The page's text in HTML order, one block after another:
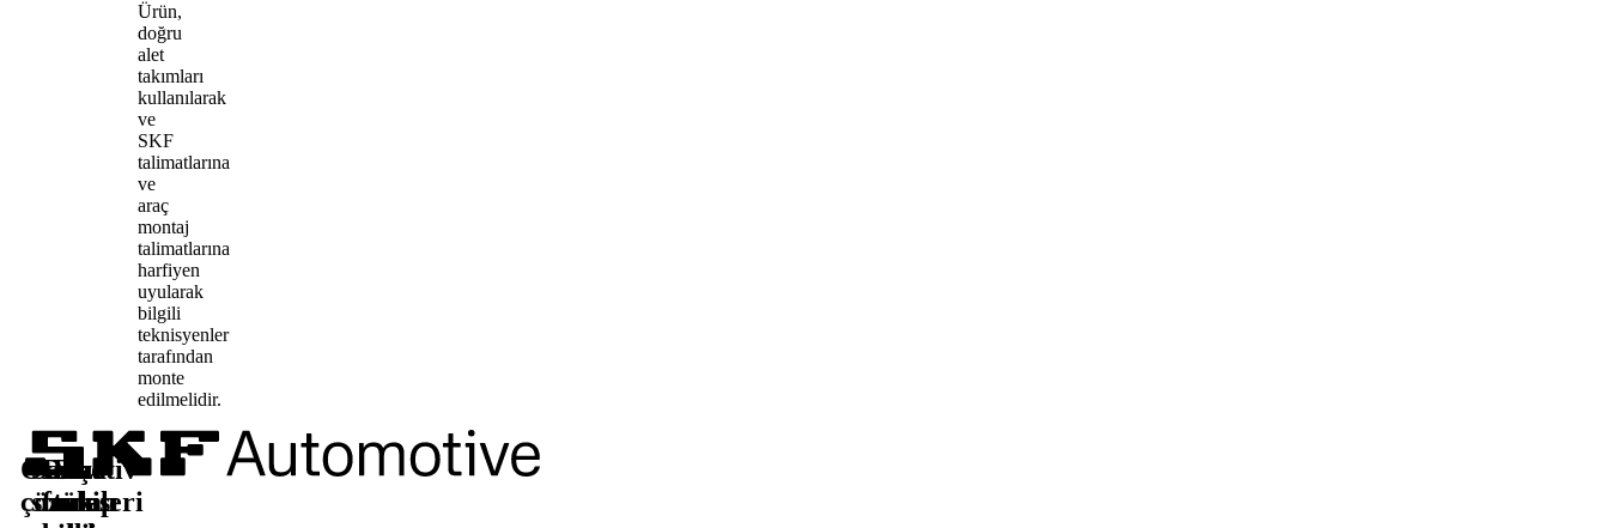
Ürün,
doğru
alet
takımları
kullanılarak
ve
SKF
talimatlarına
ve
araç
montaj
talimatlarına
harfiyen
uyularak
bilgili
teknisyenler
tarafından
monte
edilmelidir.
Otomotiv
çözümleri
Satış
sonrası
Daha
fazla
Bizi
takip